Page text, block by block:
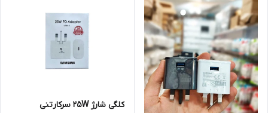
کلگی شارژ 25W سرکارتنی